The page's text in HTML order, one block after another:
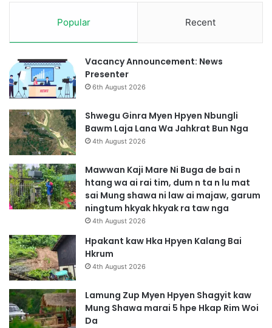
D
e
B
a
i
W
a
S
a
i
Popular Recent
Vacancy Announcement: News
Presenter
6th August 2026
Shwegu Ginra Myen Hpyen Nbungli
Bawm Laja Lana Wa Jahkrat Bun Nga
4th August 2026
Mawwan Kaji Mare Ni Buga de bai n
htang wa ai rai tim, dum n ta n lu mat
sai Mung shawa ni law ai majaw, garum
ningtum hkyak hkyak ra taw nga
4th August 2026
Hpakant kaw Hka Hpyen Kalang Bai
Hkrum
4th August 2026
Lamung Zup Myen Hpyen Shagyit kaw
Mung Shawa marai 5 hpe Hkap Rim Woi
Da